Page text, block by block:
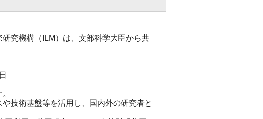
究機構（ILM）は、文部科学大臣から共
技術基盤等を活用し、国内外の研究者と